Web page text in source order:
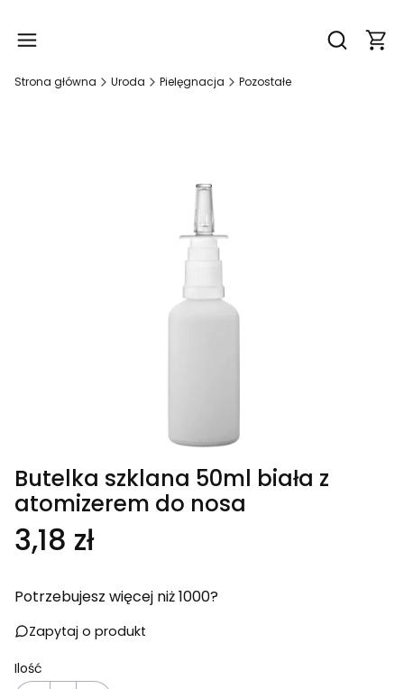
Otwórz
Strona główna Uroda Pielęgnacja Pozostałe
Butelka szklana 50ml biała z
atomizerem do nosa
Cena
3,18 zł
Potrzebujesz więcej niż 1000?
Zapytaj o produkt
Ilość